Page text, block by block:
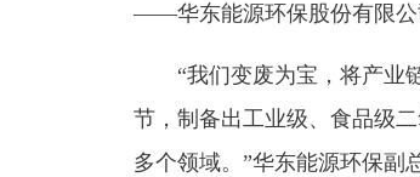
——华东能源环保股份有限公
“我们变废为宝，将产业
节，制备出工业级、食品级
多个领域。”华东能源环保副